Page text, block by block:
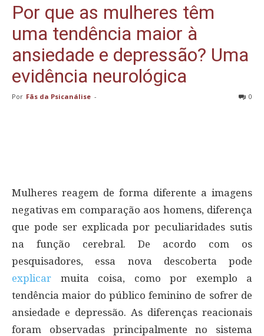
Por que as mulheres têm
uma tendência maior à
ansiedade e depressão? Uma
evidência neurológica
Por Fãs da Psicanálise - 0
Mulheres reagem de forma diferente a imagens
negativas em comparação aos homens, diferença
que pode ser explicada por peculiaridades sutis
na função cerebral. De acordo com os
pesquisadores, essa nova descoberta pode
explicar muita coisa, como por exemplo a
tendência maior do público feminino de sofrer de
ansiedade e depressão. As diferenças reacionais
foram observadas principalmente no sistema